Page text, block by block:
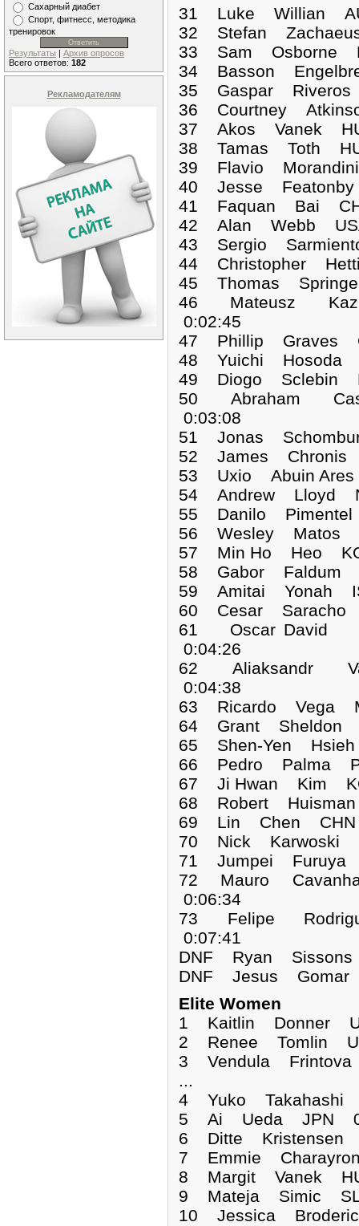
Сахарный диабет
Спорт, фитнесс, методика
тренировок
Результаты | Архив опросов
Всего ответов: 182
Рекламодателям
31 Luke Willian
32 Stefan
33 Sam Osborne
34 Basson
35 Gaspar
36 Courtney
37 Akos Vanek
38 Tamas Toth
39 Flavio
40 Jesse
41 Faquan Bai
42 Alan Webb
43 Sergio
44 Christopher
45 Thomas
46 Mateusz
0:02:45
47 Phillip Graves
48 Yuichi Hosoda
49 Diogo Sclebin
50 Abraham
0:03:08
51 Jonas
52 James Chronis
53 Uxio Abuin
54 Andrew Lloyd
55 Danilo
56 Wesley Matos
57 Min Ho Heo
58 Gabor Faldum
59 Amitai Yonah
60 Cesar Saracho
61 Oscar David
0:04:26
62 Aliaksandr
0:04:38
63 Ricardo Vega
64 Grant Sheldon
65 Shen-Yen
66 Pedro Palma
67 Ji Hwan Kim
68 Robert
69 Lin Chen CHN
70 Nick Karwoski
71 Jumpei Furuya
72 Mauro
0:06:34
73 Felipe
0:07:41
DNF Ryan
DNF Jesus Gomar
Elite Women
1 Kaitlin Donner
2 Renee Tomlin
3 Vendula
...
4 Yuko Takahashi
5 Ai Ueda JPN
6 Ditte Kristensen
7 Emmie
8 Margit Vanek
9 Mateja Simic
10 Jessica